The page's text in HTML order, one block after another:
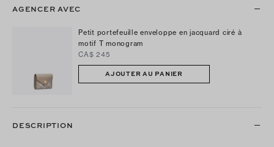
AGENCER AVEC
Petit portefeuille enveloppe en jacquard ciré à
motif T monogram
CA$ 245
AJOUTER AU PANIER
DESCRIPTION